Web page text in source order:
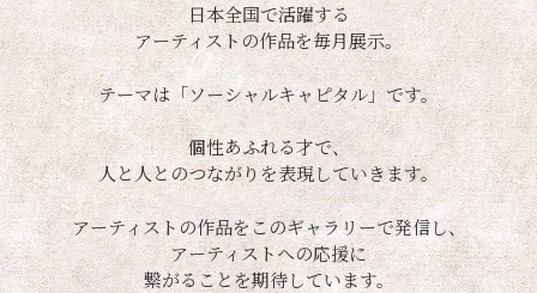
日本全国で活躍する
アーティストの作品を毎月展示。
テーマは「ソーシャルキャピタル」です。
個性あふれる才で、
人と人とのつながりを表現していきます。
アーティストの作品をこのギャラリーで発信し、
アーティストへの応援に
繋がることを期待しています。